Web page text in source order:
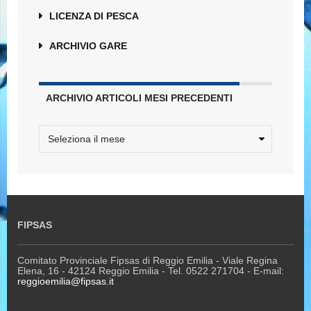
LICENZA DI PESCA
ARCHIVIO GARE
ARCHIVIO ARTICOLI MESI PRECEDENTI
FIPSAS
Comitato Provinciale Fipsas di Reggio Emilia - Viale Regina
Elena, 16 - 42124 Reggio Emilia - Tel. 0522 271704 - E-mail:
reggioemilia@fipsas.it